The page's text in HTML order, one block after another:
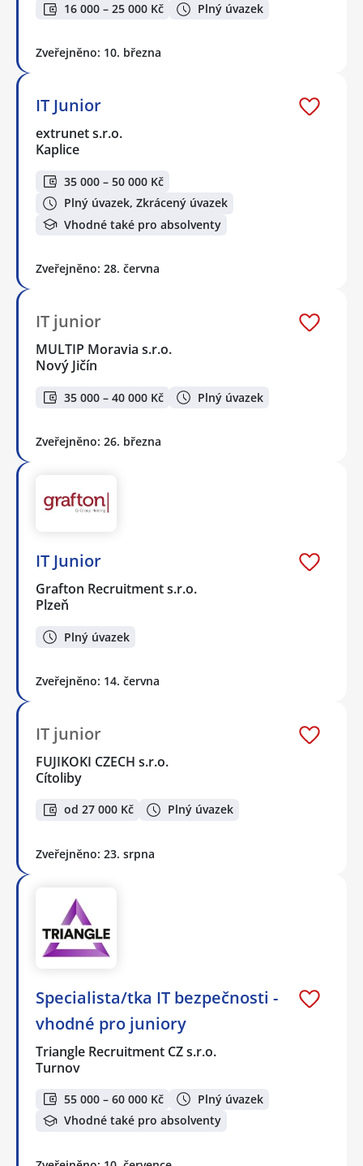
16 000 – 25 000 Kč Plný úvazek
Zveřejněno: 10. března
IT Junior
extrunet s.r.o.
Kaplice
35 000 – 50 000 Kč
Plný úvazek, Zkrácený úvazek
Vhodné také pro absolventy
Zveřejněno: 28. června
IT junior
MULTIP Moravia s.r.o.
Nový Jičín
35 000 – 40 000 Kč Plný úvazek
Zveřejněno: 26. března
IT Junior
Grafton Recruitment s.r.o.
Plzeň
Plný úvazek
Zveřejněno: 14. června
IT junior
FUJIKOKI CZECH s.r.o.
Cítoliby
od 27 000 Kč Plný úvazek
Zveřejněno: 23. srpna
Specialista/tka IT bezpečnosti -
vhodné pro juniory
Triangle Recruitment CZ s.r.o.
Turnov
55 000 – 60 000 Kč
Plný úvazek
Vhodné také pro absolventy